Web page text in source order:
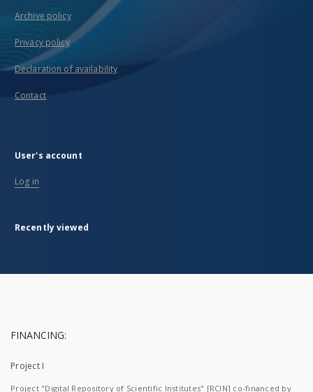
Archive policy
Privacy policy
Declaration of availability
Contact
User's account
Log in
Recently viewed
FINANCING:
Project I
Project "Digital Repository of Scientific Institutes" [RCIN] co-financed by